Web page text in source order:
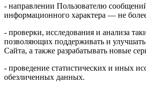
- направлении Пользователю
информационного характера — не
- проверки, исследования и анализа
позволяющих поддерживать и
Сайта, а также разрабатывать новые
- проведение статистических и иных
обезличенных данных.